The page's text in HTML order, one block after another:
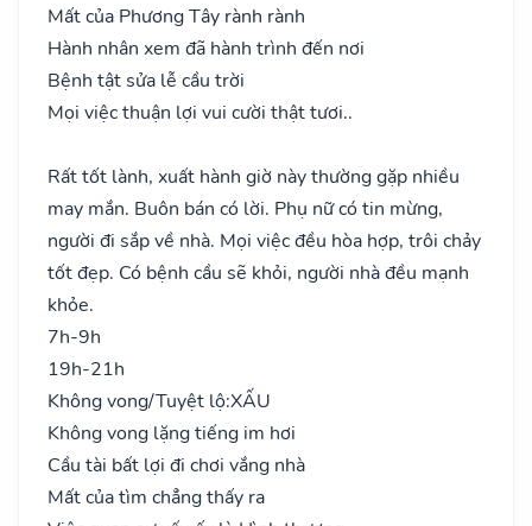
Mất của Phương Tây rành rành
Hành nhân xem đã hành trình đến nơi
Bệnh tật sửa lễ cầu trời
Mọi việc thuận lợi vui cười thật tươi..
Rất tốt lành, xuất hành giờ này thường gặp nhiều
may mắn. Buôn bán có lời. Phụ nữ có tin mừng,
người đi sắp về nhà. Mọi việc đều hòa hợp, trôi chảy
tốt đẹp. Có bệnh cầu sẽ khỏi, người nhà đều mạnh
khỏe.
7h-9h
19h-21h
Không vong/Tuyệt lộ:XẤU
Không vong lặng tiếng im hơi
Cầu tài bất lợi đi chơi vắng nhà
Mất của tìm chẳng thấy ra